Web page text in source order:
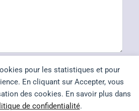
pour les statistiques et pour
En cliquant sur Accepter, vous
des cookies. En savoir plus dans
de confidentialité.